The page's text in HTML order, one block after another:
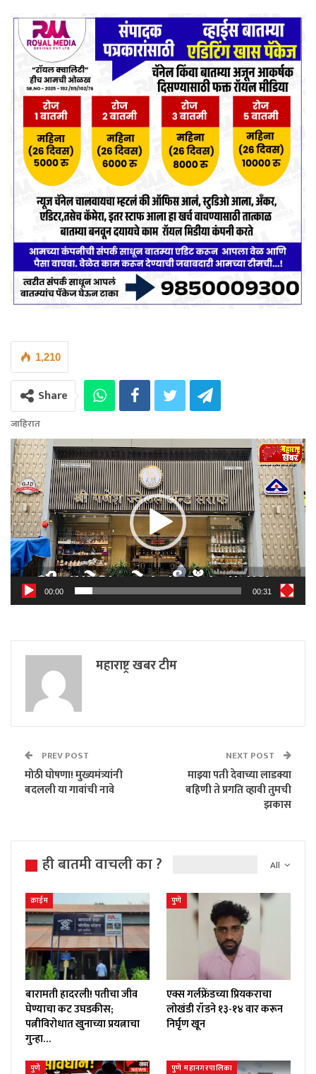
1,210
Share
जाहिरात
Video
Player
00:00 00:31
महाराष्ट्र खबर टीम
PREV POST
मोठी घोषणा! मुख्यमंत्र्यांनी
बदलली या गावांची नावे
NEXT POST
माझ्या पती देवाच्या लाडक्या
बहिणी ते प्रगति व्हावी तुमची
झकास
All
ही बातमी वाचली का ?
क्राईम
बारामती हादरली! पतीचा जीव
घेण्याचा कट उघडकीस;
पत्नीविरोधात खुनाच्या प्रयत्नाचा
गुन्हा…
पुणे
एक्स गर्लफ्रेंडच्या प्रियकराचा
लोखंडी रॉडने १३-१४ वार करून
निर्घृण खून
पुणे पुणे महानगरपालिका